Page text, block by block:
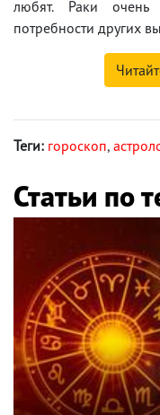
любят. Раки очень
потребности других
Теги: гороскоп,
Статьи по